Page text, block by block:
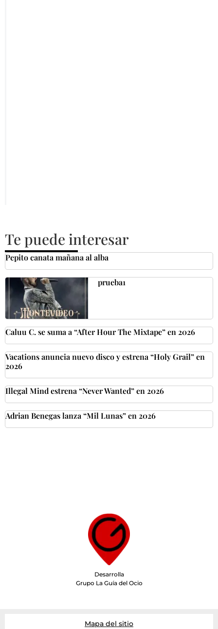
Te puede interesar
Pepito canata mañana al alba
prueba1
Caluu C. se suma a “After Hour The Mixtape” en 2026
Vacations anuncia nuevo disco y estrena “Holy Grail” en
2026
Illegal Mind estrena “Never Wanted” en 2026
Adrian Benegas lanza “Mil Lunas” en 2026
Desarrolla
Grupo La Guía del Ocio
Mapa del sitio